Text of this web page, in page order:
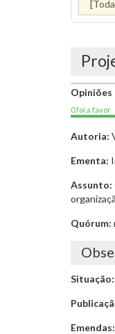
Opiniões
0 foi a favor
Autoria:
Ementa:
Assunto:
Quórum:
Situação:
Emendas: